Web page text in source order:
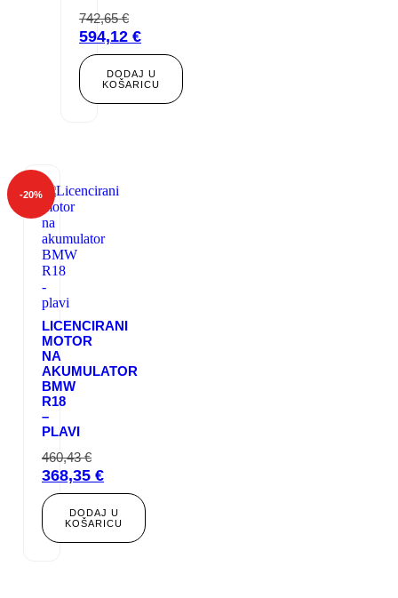
742,65€
Izvorna
cijena
bila
je:
742,65 €.
594,12 €
Trenutna
cijena
je:
594,12 €.
DODAJ U
KOŠARICU
-20%
LICENCIRANI
MOTOR
NA
AKUMULATOR
BMW
R18
–
PLAVI
460,43€
Izvorna
cijena
bila
je:
368,35 €
Trenutna
cijena
je:
DODAJ U
KOŠARICU